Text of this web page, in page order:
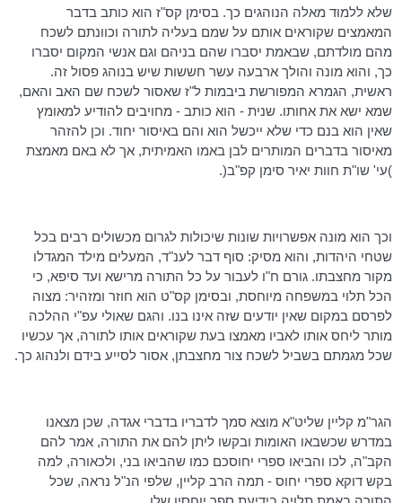
שלא ללמוד מאלה הנוהגים כך. בסימן קס"ז הוא כותב בדבר
המאמצים שקוראים אותם על שמם בעליה לתורה וכוונתם לשכח
מהם מולדתם, שבאמת יסברו שהם בניהם וגם אנשי המקום יסברו
כך, והוא מונה והולך ארבעה עשר חששות שיש בנוהג פסול זה.
ראשית, הגמרא המפורשת ביבמות ל"ז שאסור לשכח שם האב והאם,
שמא ישא את אחותו. שנית - הוא כותב - מחויבים להודיע למאומץ
שאין הוא בנם כדי שלא ייכשל הוא והם באיסור יחוד. וכן להזהר
מאיסור בדברים המותרים לבן באמו האמיתית, אך לא באם מאמצת
)עי' שו"ת חוות יאיר סימן קפ"ב(.
וכך הוא מונה אפשרויות שונות שיכולות לגרום מכשולים רבים בכל
שטחי היהדות, והוא מסיק: סוף דבר לענ"ד, המעלים מילד המגדלו
מקור מחצבתו. גורם ח"ו לעבור על כל התורה מרישא ועד סיפא, כי
הכל תלוי במשפחה מיוחסת, ובסימן קס"ט הוא חוזר ומזהיר: מצוה
לפרסם במקום שאין יודעים שזה אינו בנו. והגם שאולי עפ"י ההלכה
מותר ליחס אותו לאביו מאמצו בעת שקוראים אותו לתורה, אך עכשיו
שכל מגמתם בשביל לשכח צור מחצבתן, אסור לסייע בידם ולנהוג כך.
הגר"מ קליין שליט"א מוצא סמך לדבריו בדברי אגדה, שכן מצאנו
במדרש שכשבאו האומות ובקשו ליתן להם את התורה, אמר להם
הקב"ה, לכו והביאו ספרי יחוסכם כמו שהביאו בני, ולכאורה, למה
בקש דוקא ספרי יחוס - תמה הרב קליין, שלפי הנ"ל נראה, שכל